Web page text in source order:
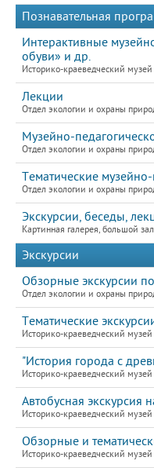
Познавательная
Интерактивные
обуви» и др.
Историко-краеведческий музей
Лекции
Отдел экологии и охраны
Музейно-
Отдел экологии и охраны
Тематические
Отдел экологии и охраны
Экскурсии, беседы,
Картинная галерея, большой
Экскурсии
Обзорные экскурсии
Отдел экологии и охраны
Тематические
Историко-краеведческий музей
"История города с
Историко-краеведческий музей
Автобусная экскурсия
Историко-краеведческий музей
Обзорные и
Историко-краеведческий музей